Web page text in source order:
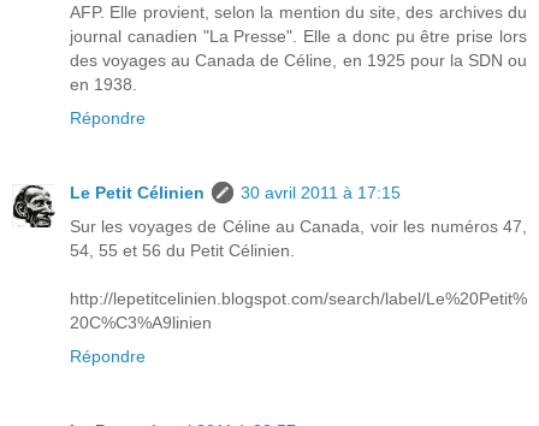
AFP. Elle provient, selon la mention du site, des archives du
journal canadien "La Presse". Elle a donc pu être prise lors
des voyages au Canada de Céline, en 1925 pour la SDN ou
en 1938.
Répondre
Le Petit Célinien
30 avril 2011 à 17:15
Sur les voyages de Céline au Canada, voir les numéros 47,
54, 55 et 56 du Petit Célinien.
http://lepetitcelinien.blogspot.com/search/label/Le%20Petit%
20C%C3%A9linien
Répondre